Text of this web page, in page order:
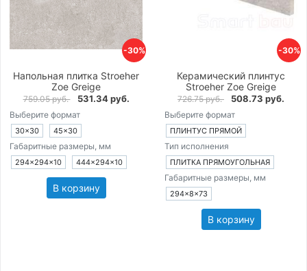
-30%
Напольная плитка Stroeher
Zoe Greige
759.05 руб. 531.34 руб.
Выберите формат
30×30 45×30
Габаритные размеры, мм
294×294×10 444×294×10
В корзину
-30%
Керамический плинтус
Stroeher Zoe Greige
726.75 руб. 508.73 руб.
Выберите формат
ПЛИНТУС ПРЯМОЙ
Тип исполнения
ПЛИТКА ПРЯМОУГОЛЬНАЯ
Габаритные размеры, мм
294×8×73
В корзину